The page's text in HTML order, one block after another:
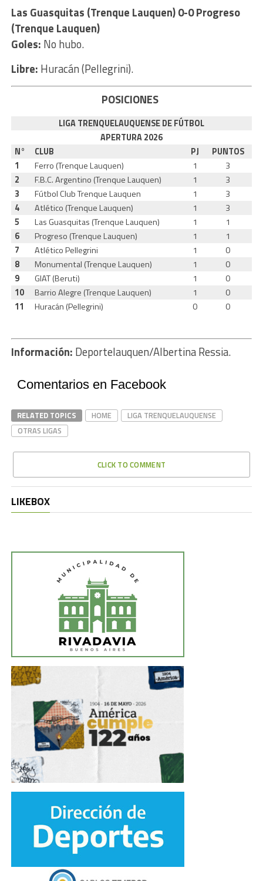
Las Guasquitas (Trenque Lauquen) 0-0 Progreso
(Trenque Lauquen)
Goles: No hubo.
Libre: Huracán (Pellegrini).
POSICIONES
LIGA TRENQUELAUQUENSE DE FÚTBOL
APERTURA 2026
N°
CLUB PJ
PUNTOS
1
Ferro (Trenque Lauquen) 1
3
2
F.B.C. Argentino (Trenque Lauquen) 1
3
3
Fútbol Club Trenque Lauquen 1
3
4
Atlético (Trenque Lauquen) 1
3
5
Las Guasquitas (Trenque Lauquen) 1
1
6
Progreso (Trenque Lauquen) 1
1
7
Atlético Pellegrini 1
0
8
Monumental (Trenque Lauquen) 1
0
9
GIAT (Beruti) 1
0
10
Barrio Alegre (Trenque Lauquen) 1
0
11
Huracán (Pellegrini) 0 0
Información: Deportelauquen/Albertina Ressia.
Comentarios en Facebook
RELATED TOPICS HOME
LIGA TRENQUELAUQUENSE
OTRAS LIGAS
CLICK TO COMMENT
LIKEBOX